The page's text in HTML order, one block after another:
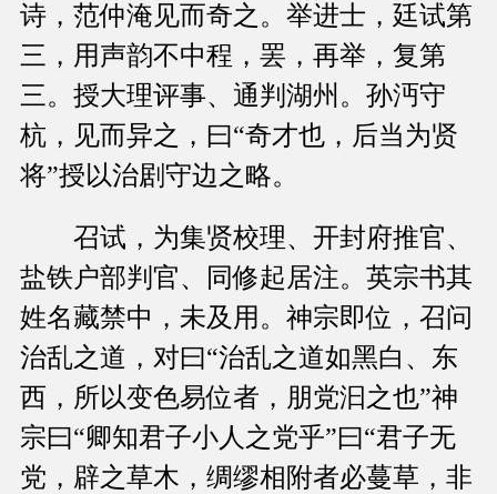
诗，范仲淹见而奇之。举进士，廷试第
三，用声韵不中程，罢，再举，复第
三。授大理评事、通判湖州。孙沔守
杭，见而异之，曰“奇才也，后当为贤
将”授以治剧守边之略。
召试，为集贤校理、开封府推官、
盐铁户部判官、同修起居注。英宗书其
姓名藏禁中，未及用。神宗即位，召问
治乱之道，对曰“治乱之道如黑白、东
西，所以变色易位者，朋党汩之也”神
宗曰“卿知君子小人之党乎”曰“君子无
党，辟之草木，绸缪相附者必蔓草，非